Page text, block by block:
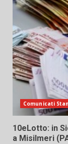
Comunicati
10eLotto: in
a Misilmeri